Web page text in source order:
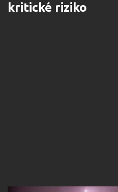
kritické riziko